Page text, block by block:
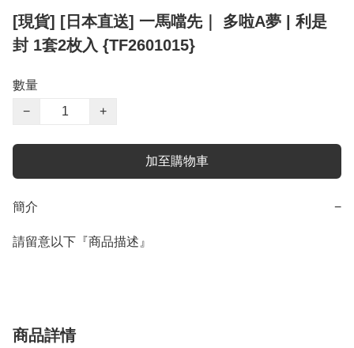
[現貨] [日本直送] 一馬噹先｜ 多啦A夢 | 利是
封 1套2枚入 {TF2601015}
數量
−
+
加至購物車
簡介 −
請留意以下『商品描述』
商品詳情